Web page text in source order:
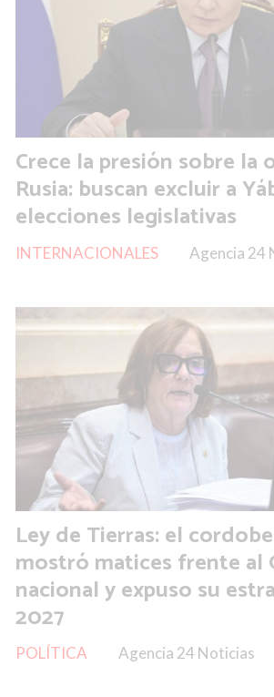
Crece la presión sobre la
Rusia: buscan excluir a
elecciones legislativas
Agencia 24
INTERNACIONALES
Ley de Tierras: el
mostró matices frente al
nacional y expuso su
2027
Agencia 24 Noticias
POLÍTICA